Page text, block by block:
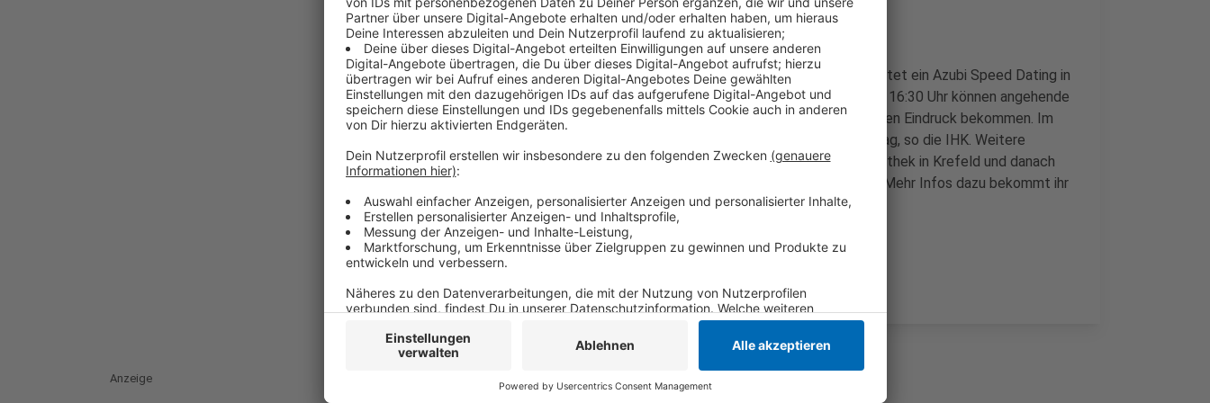
Anzeige
Die Industrie- und Handelskammer mittlerer Niederrhein veranstaltet ein Azubi Speed Dating in
der Anne-Frank-Gesamtschule in Viersen. Zwischen 13:30 Uhr und 16:30 Uhr können angehende
Azubis in zehn Minuten Unternehmen kennenlernen und einen ersten Eindruck bekommen. Im
besten fall führen die gespräche dann zu einem Ausbildungsvertrag, so die IHK. Weitere
Termine gibts auch: Nächste Woche Montag (23.06.) in der Mediothek in Krefeld und danach
die Woche im Gare du Neuss in Neuss (jeweils von 13 bis 16 Uhr). Mehr Infos dazu bekommt ihr
hier.
Anzeige
Anzeige